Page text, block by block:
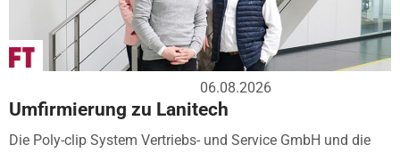
06.08.2026
Umfirmierung zu Lanitech
Die Poly-clip System Vertriebs- und Service GmbH und die